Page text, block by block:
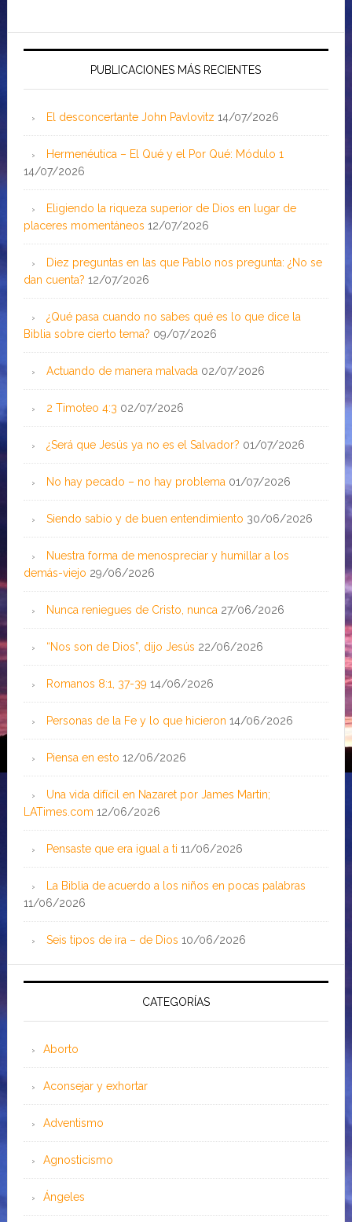
PUBLICACIONES MÁS RECIENTES
El desconcertante John Pavlovitz 14/07/2026
Hermenéutica – El Qué y el Por Qué: Módulo 1
14/07/2026
Eligiendo la riqueza superior de Dios en lugar de
placeres momentáneos 12/07/2026
Diez preguntas en las que Pablo nos pregunta: ¿No se
dan cuenta? 12/07/2026
¿Qué pasa cuando no sabes qué es lo que dice la
Biblia sobre cierto tema? 09/07/2026
Actuando de manera malvada 02/07/2026
2 Timoteo 4:3 02/07/2026
¿Será que Jesús ya no es el Salvador? 01/07/2026
No hay pecado – no hay problema 01/07/2026
Siendo sabio y de buen entendimiento 30/06/2026
Nuestra forma de menospreciar y humillar a los
demás-viejo 29/06/2026
Nunca reniegues de Cristo, nunca 27/06/2026
“Nos son de Dios”, dijo Jesús 22/06/2026
Romanos 8:1, 37-39 14/06/2026
Personas de la Fe y lo que hicieron 14/06/2026
Piensa en esto 12/06/2026
Una vida difícil en Nazaret por James Martin;
LATimes.com 12/06/2026
Pensaste que era igual a ti 11/06/2026
La Biblia de acuerdo a los niños en pocas palabras
11/06/2026
Seis tipos de ira – de Dios 10/06/2026
CATEGORÍAS
Aborto
Aconsejar y exhortar
Adventismo
Agnosticismo
Ángeles